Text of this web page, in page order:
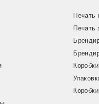
Печать
Печать